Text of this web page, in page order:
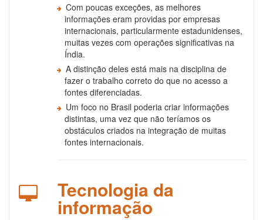
Com poucas exceções, as melhores
informações eram providas por empresas
internacionais, particularmente estadunidenses,
muitas vezes com operações significativas na
Índia.
A distinção deles está mais na disciplina de
fazer o trabalho correto do que no acesso a
fontes diferenciadas.
Um foco no Brasil poderia criar informações
distintas, uma vez que não teríamos os
obstáculos criados na integração de muitas
fontes internacionais.
Tecnologia da
informação